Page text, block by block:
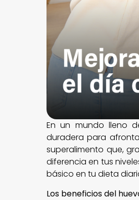
En un mundo lleno
duradera para
superalimento que,
diferencia en tus
básico en tu dieta
Los beneficios del